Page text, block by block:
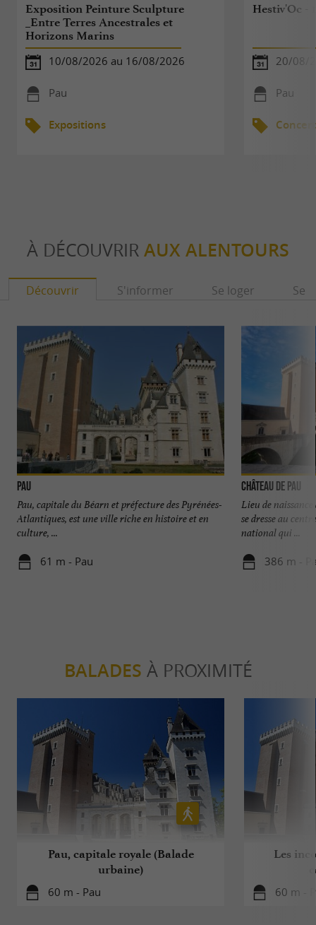
Exposition Peinture Sculpture
_Entre Terres Ancestrales et
Horizons Marins
10/08/2026 au 16/08/2026
Pau
Expositions
Hestiv'Oc -
20/08/
Pau
À DÉCOUVRIR AUX ALENTOURS
Découvrir S'informer Se loger Se
Pau
Pau, capitale du Béarn et préfecture des Pyrénées-
Atlantiques, est une ville riche en histoire et en
culture, ...
61 m - Pau
Château de Pau
Lieu de
se dresse au
national qui ...
386 m -
BALADES À PROXIMITÉ
Pau, capitale royale (Balade
urbaine)
60 m - Pau
Les
60 m -